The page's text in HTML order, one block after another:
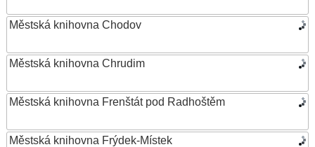
Městská knihovna Chodov
Městská knihovna Chrudim
Městská knihovna Frenštát pod Radhoštěm
Městská knihovna Frýdek-Místek